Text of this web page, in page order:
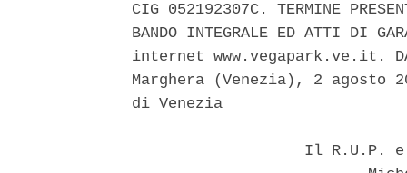
CIG 052192307C. TERMINE
BANDO INTEGRALE ED ATTI
internet www.vegapark.ve.it.
Marghera (Venezia), 2 agosto
di Venezia
Il R.U.P.